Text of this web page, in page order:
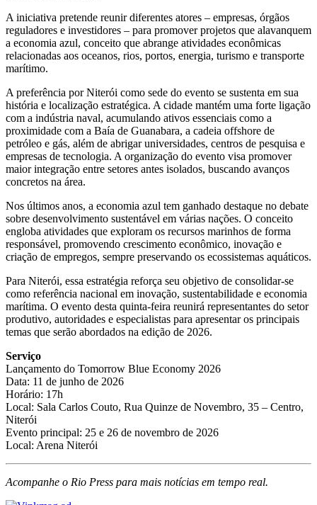
A iniciativa pretende reunir diferentes atores – empresas, órgãos
reguladores e investidores – para promover projetos que alavanquem
a economia azul, conceito que abrange atividades econômicas
relacionadas aos oceanos, rios, portos, energia, turismo e transporte
marítimo.
A preferência por Niterói como sede do evento se sustenta em sua
história e localização estratégica. A cidade mantém uma forte ligação
com a indústria naval, acumulando ativos essenciais como a
proximidade com a Baía de Guanabara, a cadeia offshore de
petróleo e gás, além de abrigar universidades, centros de pesquisa e
empresas de tecnologia. A organização do evento visa promover
maior integração entre setores antes isolados, buscando avanços
concretos na área.
Nos últimos anos, a economia azul tem ganhado destaque no debate
sobre desenvolvimento sustentável em várias nações. O conceito
engloba atividades que exploram os recursos marinhos de forma
responsável, promovendo crescimento econômico, inovação e
criação de empregos, sempre preservando os ecossistemas aquáticos.
Para Niterói, essa estratégia reforça seu objetivo de consolidar-se
como referência nacional em inovação, sustentabilidade e economia
marítima. O evento desta quinta-feira reunirá representantes do setor
produtivo, autoridades e especialistas para apresentar os principais
temas que serão abordados na edição de 2026.
Serviço
Lançamento do Tomorrow Blue Economy 2026
Data: 11 de junho de 2026
Horário: 17h
Local: Sala Carlos Couto, Rua Quinze de Novembro, 35 – Centro,
Niterói
Evento principal: 25 e 26 de novembro de 2026
Local: Arena Niterói
Acompanhe o Rio Press para mais notícias em tempo real.